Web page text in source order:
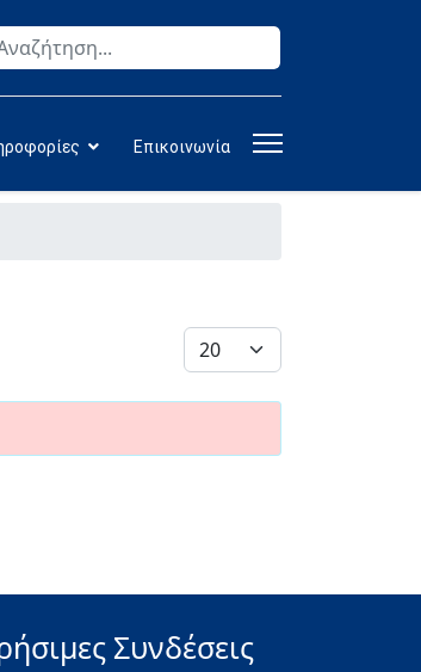
Επικοινωνία
Εμφάνιση #
Συνδέσεις